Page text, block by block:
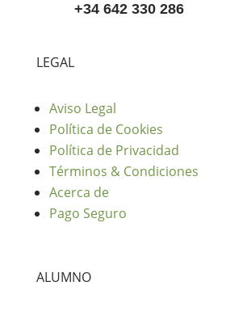
+34 642 330 286
LEGAL
Aviso Legal
Política de Cookies
Política de Privacidad
Términos & Condiciones
Acerca de
Pago Seguro
ALUMNO